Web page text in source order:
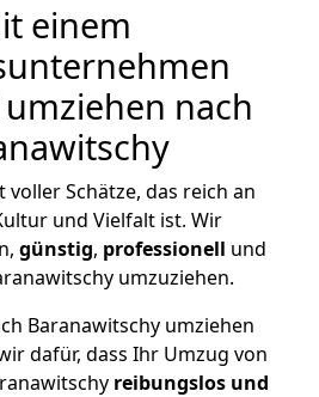
einem
nach
voller Schätze, das reich an
und Vielfalt ist. Wir
günstig, professionell und
umzuziehen.
Baranawitschy umziehen
dafür, dass Ihr Umzug von
reibungslos und